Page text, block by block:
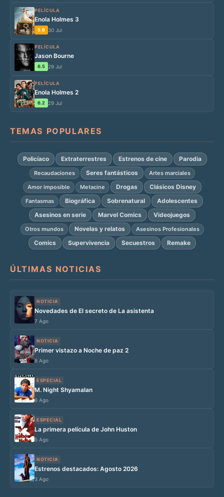
PELÍCULA
Enola Holmes 3
5.6 30 Jul
PELÍCULA
Jason Bourne
6.5 29 Jul
PELÍCULA
Enola Holmes 2
6.2 29 Jul
TEMAS POPULARES
Policíaco Extraterrestres Estrenos de cine Parodia
Recaudaciones Seres fantásticos
Artes marciales
Amor imposible
Metacine Drogas Clásicos Disney
Fantasmas Biográfica Sobrenatural
Adolescentes
Asesinos en serie
Marvel Comics Videojuegos
Otros mundos Novelas y relatos Asesinos Profesionales
Comics Supervivencia Secuestros Remake
ÚLTIMAS NOTICIAS
NOTICIA
Novedades de El secreto de La asistenta
7 Ago
NOTICIA
Primer vistazo a Noche de paz 2
6 Ago
ESPECIAL
M. Night Shyamalan
6 Ago
ESPECIAL
La primera película de John Huston
5 Ago
NOTICIA
Estrenos destacados: Agosto 2026
3 Ago